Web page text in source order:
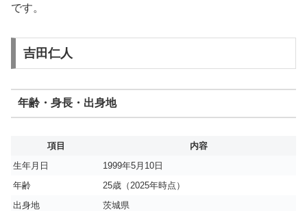
です。
吉田仁人
年齢・身長・出身地
項目
内容
生年月日
1999年5月10日
年齢
25歳（2025年時点）
出身地
茨城県